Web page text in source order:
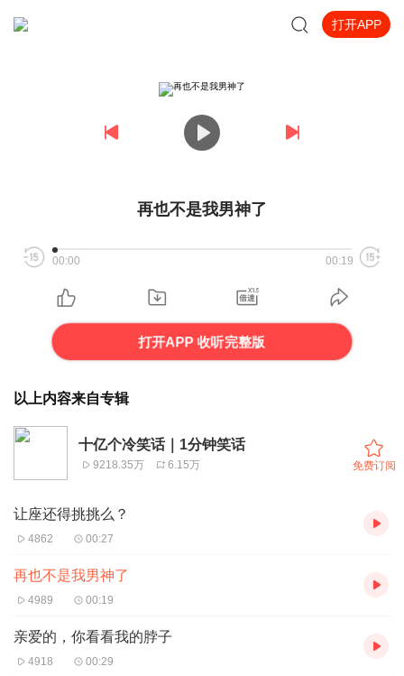
打开APP
再也不是我男神了
00:00 00:19
打开APP 收听完整版
以上内容来自专辑
十亿个冷笑话｜1分钟笑话
9218.35万 6.15万 免费订阅
让座还得挑挑么？
4862 00:27
再也不是我男神了
4989 00:19
亲爱的，你看看我的脖子
4918 00:29